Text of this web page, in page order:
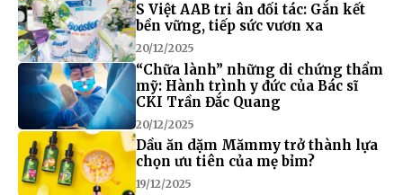
S Việt AAB tri ân đối tác: Gắn kết
bền vững, tiếp sức vươn xa
20/12/2025
“Chữa lành” những di chứng thẩm
mỹ: Hành trình y đức của Bác sĩ
CKI Trần Đắc Quang
20/12/2025
Dầu ăn dặm Mămmy trở thành lựa
chọn ưu tiên của mẹ bỉm?
19/12/2025